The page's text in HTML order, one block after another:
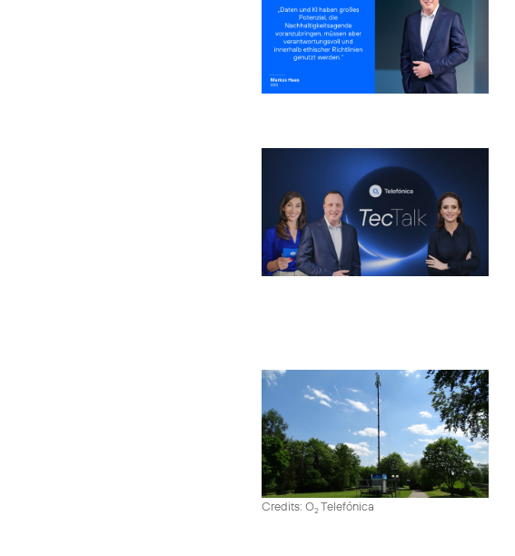
Credits: O2Telefónica